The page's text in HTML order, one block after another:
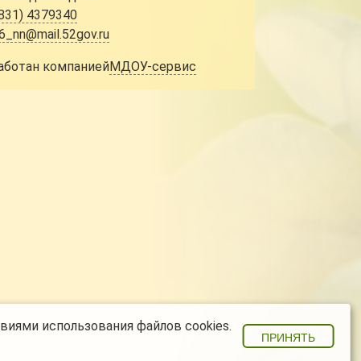
4379340
компаниейМДОУ-сервис
использования файлов cookies.
ПРИНЯТЬ